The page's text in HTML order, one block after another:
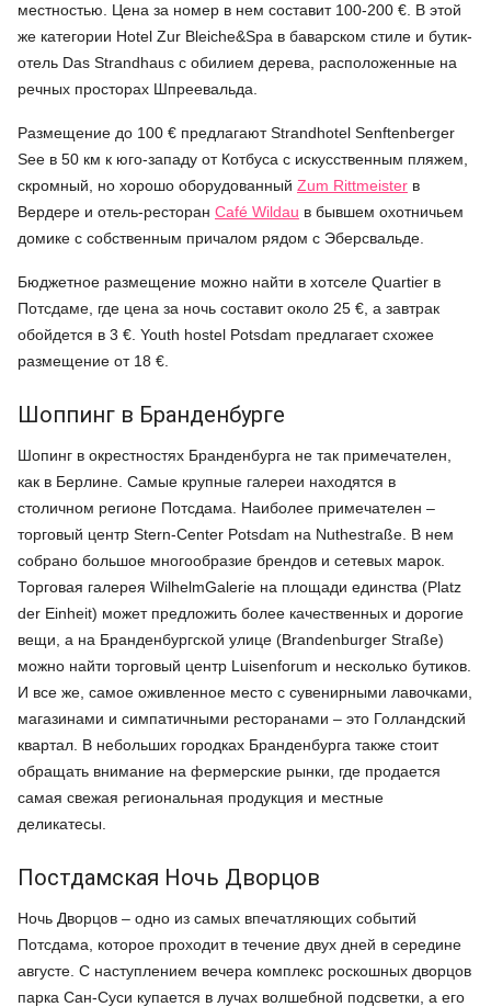
местностью. Цена за номер в нем составит 100-200 €. В этой
же категории Hotel Zur Bleiche&Spa в баварском стиле и бутик-
отель Das Strandhaus с обилием дерева, расположенные на
речных просторах Шпреевальда.
Размещение до 100 € предлагают Strandhotel Senftenberger
See в 50 км к юго-западу от Котбуса с искусственным пляжем,
скромный, но хорошо оборудованный Zum Rittmeister в
Вердере и отель-ресторан Café Wildau в бывшем охотничьем
домике с собственным причалом рядом с Эберсвальде.
Бюджетное размещение можно найти в хотселе Quartier в
Потсдаме, где цена за ночь составит около 25 €, а завтрак
обойдется в 3 €. Youth hostel Potsdam предлагает схожее
размещение от 18 €.
Шоппинг в Бранденбурге
Шопинг в окрестностях Бранденбурга не так примечателен,
как в Берлине. Самые крупные галереи находятся в
столичном регионе Потсдама. Наиболее примечателен –
торговый центр Stern-Center Potsdam на Nuthestraße. В нем
собрано большое многообразие брендов и сетевых марок.
Торговая галерея WilhelmGalerie на площади единства (Platz
der Einheit) может предложить более качественных и дорогие
вещи, а на Бранденбургской улице (Brandenburger Straße)
можно найти торговый центр Luisenforum и несколько бутиков.
И все же, самое оживленное место с сувенирными лавочками,
магазинами и симпатичными ресторанами – это Голландский
квартал. В небольших городках Бранденбурга также стоит
обращать внимание на фермерские рынки, где продается
самая свежая региональная продукция и местные
деликатесы.
Постдамская Ночь Дворцов
Ночь Дворцов – одно из самых впечатляющих событий
Потсдама, которое проходит в течение двух дней в середине
августе. С наступлением вечера комплекс роскошных дворцов
парка Сан-Суси купается в лучах волшебной подсветки, а его